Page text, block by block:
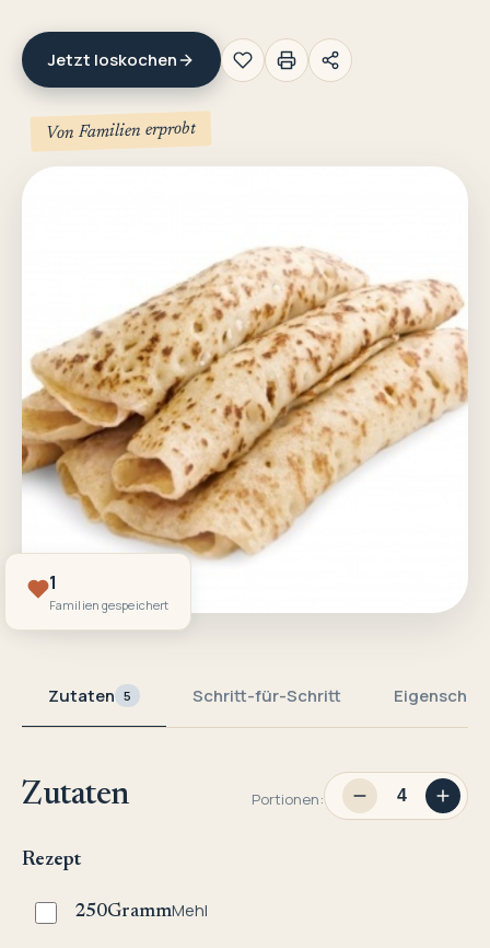
Jetzt loskochen
Von Familien erprobt
1
Familien gespeichert
Zutaten 5 Schritt-für-Schritt
Zutaten Portionen:
Rezept
250GrammMehl